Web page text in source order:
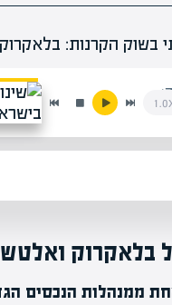
בלאקרוק
ממנהלות הנכסים